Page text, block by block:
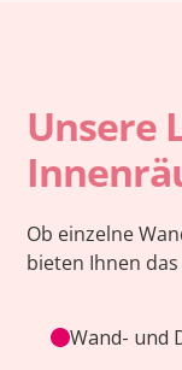
Unsere
Ob einzelne
bieten Ihnen
Wand- und